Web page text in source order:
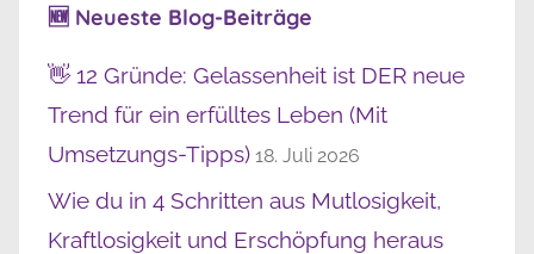
🆕 Neueste Blog-Beiträge
👋 12 Gründe: Gelassenheit ist DER neue
Trend für ein erfülltes Leben (Mit
Umsetzungs-Tipps) 18. Juli 2026
Wie du in 4 Schritten aus Mutlosigkeit,
Kraftlosigkeit und Erschöpfung heraus